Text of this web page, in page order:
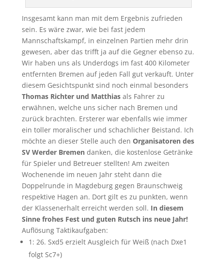
Insgesamt kann man mit dem Ergebnis zufrieden
sein. Es wäre zwar, wie bei fast jedem
Mannschaftskampf, in einzelnen Partien mehr drin
gewesen, aber das trifft ja auf die Gegner ebenso zu.
Wir haben uns als Underdogs im fast 400 Kilometer
entfernten Bremen auf jeden Fall gut verkauft. Unter
diesem Gesichtspunkt sind noch einmal besonders
Thomas Richter und Matthiasals Fahrer zu
erwähnen, welche uns sicher nach Bremen und
zurück brachten. Ersterer war ebenfalls wie immer
ein toller moralischer und schachlicher Beistand. Ich
möchte an dieser Stelle auch den Organisatoren des
SV Werder Bremendanken, die kostenlose Getränke
für Spieler und Betreuer stellten! Am zweiten
Wochenende im neuen Jahr steht dann die
Doppelrunde in Magdeburg gegen Braunschweig
respektive Hagen an. Dort gilt es zu punkten, wenn
der Klassenerhalt erreicht werden soll. In diesem
Sinne frohes Fest und guten Rutsch ins neue Jahr!
Auflösung Taktikaufgaben:
1: 26. Sxd5 erzielt Ausgleich für Weiß (nach Dxe1
folgt Sc7+)